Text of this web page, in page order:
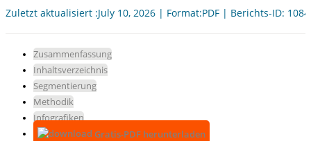
Zuletzt aktualisiert :July 10, 2026 | Format:PDF | Berichts-ID:
Zusammenfassung
Inhaltsverzeichnis
Segmentierung
Methodik
Infografiken
Gratis-PDF herunterladen